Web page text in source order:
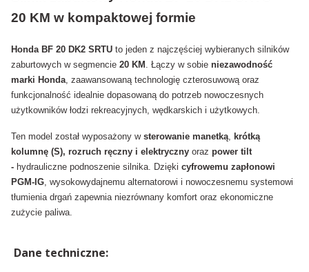
20 KM w kompaktowej formie
Honda BF 20 DK2 SRTU to jeden z najczęściej wybieranych silników
zaburtowych w segmencie 20 KM . Łączy w sobie niezawodność
marki Honda, zaawansowaną technologię czterosuwową oraz
funkcjonalność idealnie dopasowaną do potrzeb nowoczesnych
użytkowników łodzi rekreacyjnych, wędkarskich i użytkowych.
Ten model został wyposażony w sterowanie manetką, krótką
kolumnę (S), rozruch ręczny i elektryczny oraz power tilt
- hydrauliczne podnoszenie silnika. Dzięki cyfrowemu zapłonowi
PGM-IG, wysokowydajnemu alternatorowi i nowoczesnemu systemowi
tłumienia drgań zapewnia niezrównany komfort oraz ekonomiczne
zużycie paliwa.
Dane techniczne: